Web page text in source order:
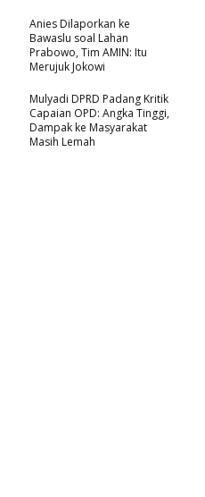
Anies Dilaporkan ke
Bawaslu soal Lahan
Prabowo, Tim AMIN: Itu
Merujuk Jokowi
Mulyadi DPRD Padang Kritik
Capaian OPD: Angka Tinggi,
Dampak ke Masyarakat
Masih Lemah